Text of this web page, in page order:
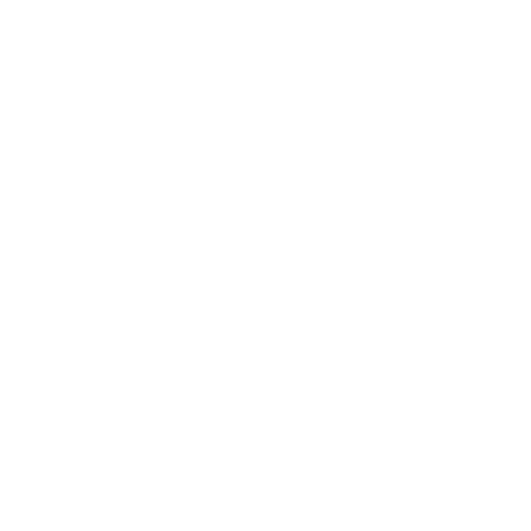
armas que el nombre de un hombre muerto?
el fondo, era lo único que podría salvarme.
casi como un ladrillo que te aplasta sin